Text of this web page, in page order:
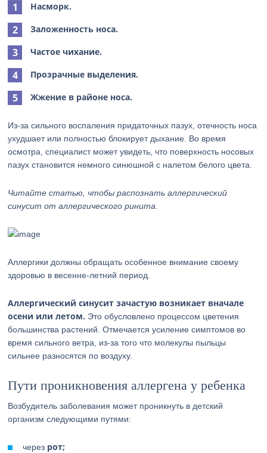
Насморк.
Заложенность носа.
Частое чихание.
Прозрачные выделения.
Жжение в районе носа.
Из-за сильного воспаления придаточных пазух, отечность носа
ухудшает или полностью блокирует дыхание. Во время
осмотра, специалист может увидеть, что поверхность носовых
пазух становится немного синюшной с налетом белого цвета.
Читайте статью, чтобы распознать аллергический
синусит от аллергического ринита.
Аллергики должны обращать особенное внимание своему
здоровью в весенне-летний период.
Аллергический синусит зачастую возникает вначале
осени или летом. Это обусловлено процессом цветения
большинства растений. Отмечается усиление симптомов во
время сильного ветра, из-за того что молекулы пыльцы
сильнее разносятся по воздуху.
Пути проникновения аллергена у ребенка
Возбудитель заболевания может проникнуть в детский
организм следующими путями:
через рот;